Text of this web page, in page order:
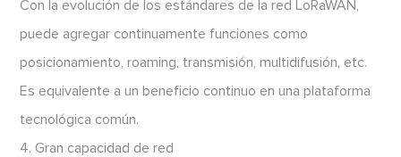
Con la evolución de los estándares de la red LoRaWAN,
puede agregar continuamente funciones como
posicionamiento, roaming, transmisión, multidifusión, etc.
Es equivalente a un beneficio continuo en una plataforma
tecnológica común.
4. Gran capacidad de red